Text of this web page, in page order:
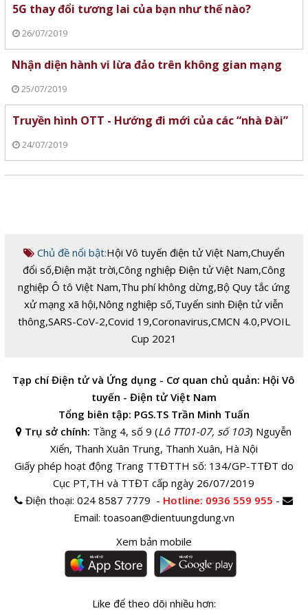
5G thay đổi tương lai của bạn như thế nào?
26/07/2019
Nhận diện hành vi lừa đảo trên không gian mạng
25/07/2019
Truyền hình OTT - Hướng đi mới của các “nhà Đài”
24/07/2019
Chủ đề nổi bật:Hội Vô tuyến điện tử Việt Nam,Chuyển
đổi số,Điện mặt trời,Công nghiệp Điện tử Việt Nam,Công
nghiệp Ô tô Việt Nam,Thu phí không dừng,Bộ Quy tắc ứng
xử mạng xã hội,Nông nghiệp số,Tuyển sinh Điện tử viễn
thông,SARS-CoV-2,Covid 19,Coronavirus,CMCN 4.0,PVOIL
Cup 2021
Tạp chí Điện tử và Ứng dụng - Cơ quan chủ quản: Hội Vô
tuyến - Điện tử Việt Nam
Tổng biên tập: PGS.TS Trần Minh Tuấn
Trụ sở chính: Tầng 4, số 9 (Lô TT01-07, số 103) Nguyễn
Xiển, Thanh Xuân Trung, Thanh Xuân, Hà Nội
Giấy phép hoạt động Trang TTĐTTH số: 134/GP-TTĐT do
Cục PT,TH và TTĐT cấp ngày 26/07/2019
Điện thoại:024 8587 7779 - Hotline: 0936 559 955 -
Email: toasoan@dientuungdung.vn
Xem bản mobile
Like để theo dõi nhiều hơn: